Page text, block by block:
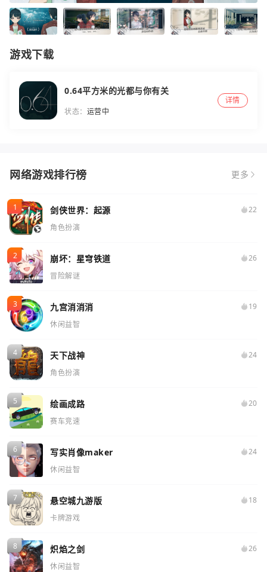
游戏下载
0.64平方米的光都与你有关
状态： 运营中
详情
网络游戏排行榜 更多
剑侠世界：起源
22
角色扮演
崩坏：星穹铁道
26
冒险解谜
九宫消消消
19
休闲益智
天下战神
24
角色扮演
绘画成路
20
赛车竞速
写实肖像maker
24
休闲益智
悬空城九游版
18
卡牌游戏
炽焰之剑
26
休闲益智